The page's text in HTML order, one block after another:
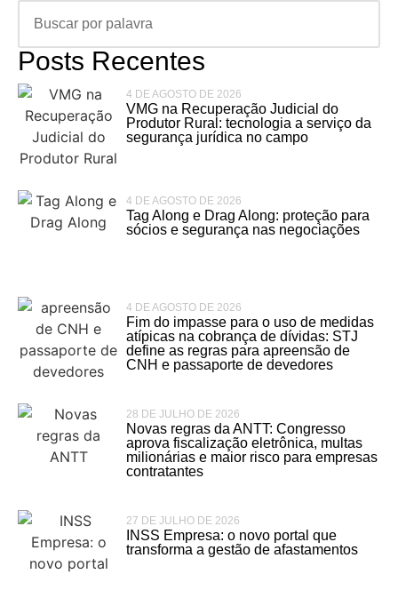
Posts Recentes
4 DE AGOSTO DE 2026
VMG na Recuperação Judicial do
Produtor Rural: tecnologia a serviço da
segurança jurídica no campo
4 DE AGOSTO DE 2026
Tag Along e Drag Along: proteção para
sócios e segurança nas negociações
4 DE AGOSTO DE 2026
Fim do impasse para o uso de medidas
atípicas na cobrança de dívidas: STJ
define as regras para apreensão de
CNH e passaporte de devedores
28 DE JULHO DE 2026
Novas regras da ANTT: Congresso
aprova fiscalização eletrônica, multas
milionárias e maior risco para empresas
contratantes
27 DE JULHO DE 2026
INSS Empresa: o novo portal que
transforma a gestão de afastamentos